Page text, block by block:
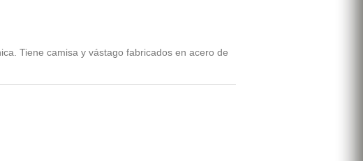
Tiene camisa y vástago fabricados en acero de